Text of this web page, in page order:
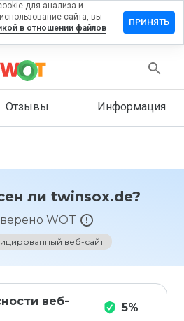
Отзывы Информация
ли twinsox.de?
WOT
веб-сайт
веб-
5%
для анализа и
сайта, вы
в отношении файлов
ПРИНЯТЬ